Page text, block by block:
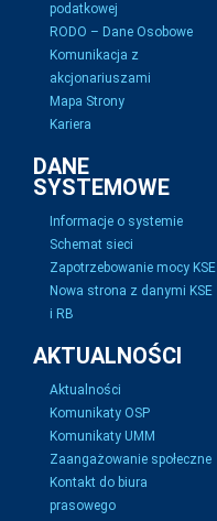
podatkowej
RODO – Dane Osobowe
Komunikacja z
akcjonariuszami
Mapa Strony
Kariera
DANE
SYSTEMOWE
Informacje o systemie
Schemat sieci
Zapotrzebowanie mocy KSE
Nowa strona z danymi KSE
i RB
AKTUALNOŚCI
Aktualności
Komunikaty OSP
Komunikaty UMM
Zaangażowanie społeczne
Kontakt do biura
prasowego